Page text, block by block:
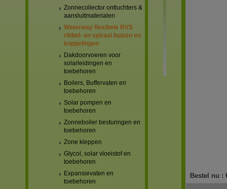
Zonnecollector ontluchters &
aansluitmaterialen
Waterway flexibele RVS
ribbel- en spiraal buizen en
koppelingen
Dakdoorvoeren voor
solarleidingen en
toebehoren
Boilers, Buffervaten en
toebehoren
Solar pompen en
toebehoren
Zonneboiler besturingen en
toebehoren
Zone kleppen
Glycol, solar vloeistof en
toebehoren
Expansievaten en
toebehoren
Bestel nu :